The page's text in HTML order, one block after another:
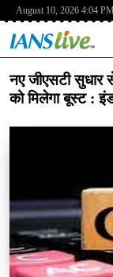
August 10, 2026 4:04 PM
नए जीएसटी सुधार
को मिलेगा बूस्ट :